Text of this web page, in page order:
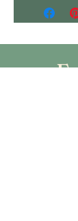
toute la
Toutes